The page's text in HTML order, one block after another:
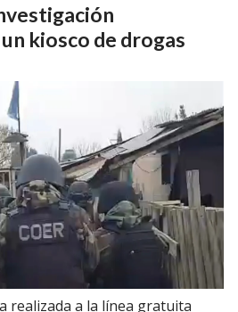
kiosco de drogas
realizada a la línea gratuita